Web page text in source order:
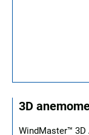
3D
WindMaster™